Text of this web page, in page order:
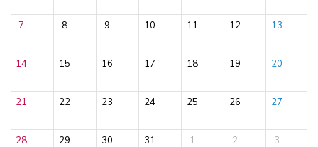
7 8 9 10 11 12 13
14 15 16 17 18 19 20
21 22 23 24 25 26 27
28 29 30 31 1 2 3